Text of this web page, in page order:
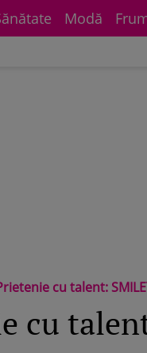
Modă
cu talent:
cu